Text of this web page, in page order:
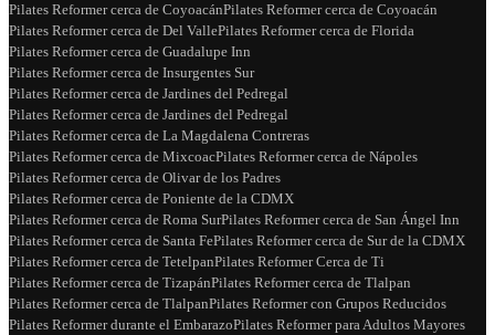
Pilates Reformer cerca de CoyoacánPilates Reformer cerca de Coyoacán
Pilates Reformer cerca de Del VallePilates Reformer cerca de Florida
Pilates Reformer cerca de Guadalupe Inn
Pilates Reformer cerca de Insurgentes Sur
Pilates Reformer cerca de Jardines del Pedregal
Pilates Reformer cerca de Jardines del Pedregal
Pilates Reformer cerca de La Magdalena Contreras
Pilates Reformer cerca de MixcoacPilates Reformer cerca de Nápoles
Pilates Reformer cerca de Olivar de los Padres
Pilates Reformer cerca de Poniente de la CDMX
Pilates Reformer cerca de Roma SurPilates Reformer cerca de San Ángel Inn
Pilates Reformer cerca de Santa FePilates Reformer cerca de Sur de la CDMX
Pilates Reformer cerca de TetelpanPilates Reformer Cerca de Ti
Pilates Reformer cerca de TizapánPilates Reformer cerca de Tlalpan
Pilates Reformer cerca de TlalpanPilates Reformer con Grupos Reducidos
Pilates Reformer durante el EmbarazoPilates Reformer para Adultos Mayores